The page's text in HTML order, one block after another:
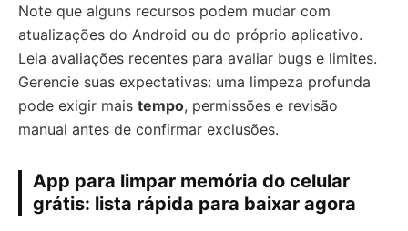
Note que alguns recursos podem mudar com
atualizações do Android ou do próprio aplicativo.
Leia avaliações recentes para avaliar bugs e limites.
Gerencie suas expectativas: uma limpeza profunda
pode exigir mais tempo, permissões e revisão
manual antes de confirmar exclusões.
App para limpar memória do celular
grátis: lista rápida para baixar agora